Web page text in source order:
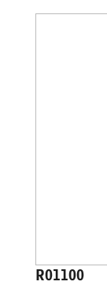
R01100